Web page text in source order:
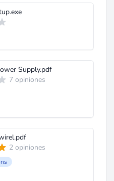
Supply.pdf
7 opiniones
2 opiniones